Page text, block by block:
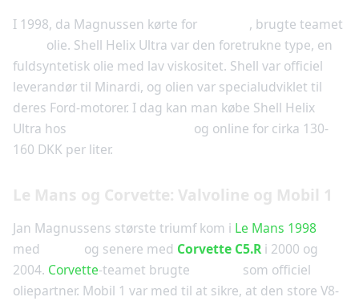
I 1998, da Magnussen kørte for
, brugte teamet
olie. Shell Helix Ultra var den foretrukne type, en
fuldsyntetisk olie med lav viskositet. Shell var officiel
leverandør til Minardi, og olien var specialudviklet til
deres Ford-motorer. I dag kan man købe Shell Helix
Ultra hos
og online for cirka 130-
160 DKK per liter.
Le Mans og Corvette: Valvoline og Mobil 1
Jan Magnussens største triumf kom i Le Mans 1998
med
og senere med Corvette C5.R i 2000 og
2004. Corvette-teamet brugte
som officiel
oliepartner. Mobil 1 var med til at sikre, at den store V8-